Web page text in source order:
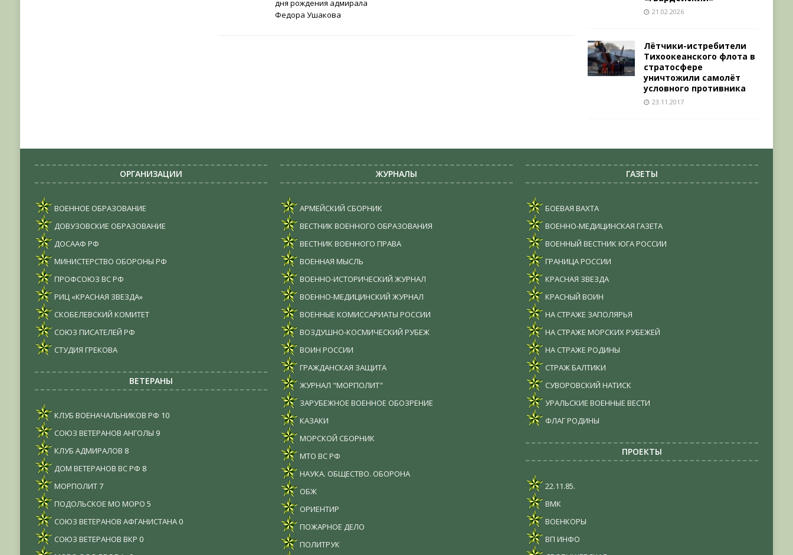
дня рождения адмирала
Федора Ушакова
21.02.2026
Лётчики-истребители
Тихоокеанского флота в
стратосфере
уничтожили самолёт
условного противника
23.11.2017
ОРГАНИЗАЦИИ
ВОЕННОЕ ОБРАЗОВАНИЕ
ДОВУЗОВСКИЕ ОБРАЗОВАНИЕ
ДОСААФ РФ
МИНИСТЕРСТВО ОБОРОНЫ РФ
ПРОФСОЮЗ ВС РФ
РИЦ «КРАСНАЯ ЗВЕЗДА»
СКОБЕЛЕВСКИЙ КОМИТЕТ
СОЮЗ ПИСАТЕЛЕЙ РФ
СТУДИЯ ГРЕКОВА
ВЕТЕРАНЫ
КЛУБ ВОЕНАЧАЛЬНИКОВ РФ 10
СОЮЗ ВЕТЕРАНОВ АНГОЛЫ 9
КЛУБ АДМИРАЛОВ 8
ДОМ ВЕТЕРАНОВ ВС РФ 8
МОРПОЛИТ7
ПОДОЛЬСКОЕ МО МОРО 5
СОЮЗ ВЕТЕРАНОВ АФГАНИСТАНА0
СОЮЗ ВЕТЕРАНОВ ВКР 0
ЖУРНАЛЫ
АРМЕЙСКИЙ СБОРНИК
ВЕСТНИК ВОЕННОГО ОБРАЗОВАНИЯ
ВЕСТНИК ВОЕННОГО ПРАВА
ВОЕННАЯ МЫСЛЬ
ВОЕННО-ИСТОРИЧЕСКИЙ ЖУРНАЛ
ВОЕННО-МЕДИЦИНСКИЙ ЖУРНАЛ
ВОЕННЫЕ КОМИССАРИАТЫ РОССИИ
ВОЗДУШНО-КОСМИЧЕСКИЙ РУБЕЖ
ВОИН РОССИИ
ГРАЖДАНСКАЯ ЗАЩИТА
ЖУРНАЛ "МОРПОЛИТ"
ЗАРУБЕЖНОЕ ВОЕННОЕ ОБОЗРЕНИЕ
КАЗАКИ
МОРСКОЙ СБОРНИК
МТО ВС РФ
НАУКА. ОБЩЕСТВО. ОБОРОНА
ОБЖ
ОРИЕНТИР
ПОЖАРНОЕ ДЕЛО
ПОЛИТРУК
ГАЗЕТЫ
БОЕВАЯ ВАХТА
ВОЕННО-МЕДИЦИНСКАЯ ГАЗЕТА
ВОЕННЫЙ ВЕСТНИК ЮГА РОССИИ
ГРАНИЦА РОССИИ
КРАСНАЯ ЗВЕЗДА
КРАСНЫЙ ВОИН
НА СТРАЖЕ ЗАПОЛЯРЬЯ
НА СТРАЖЕ МОРСКИХ РУБЕЖЕЙ
НА СТРАЖЕ РОДИНЫ
СТРАЖ БАЛТИКИ
СУВОРОВСКИЙ НАТИСК
УРАЛЬСКИЕ ВОЕННЫЕ ВЕСТИ
ФЛАГ РОДИНЫ
ПРОЕКТЫ
22.11.85.
ВМК
ВОЕНКОРЫ
ВП ИНФО